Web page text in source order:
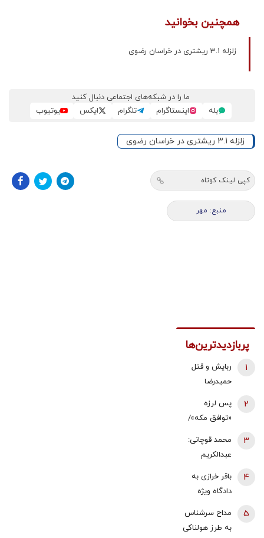
همچنین بخوانید
زلزله‌ 3.1 ریشتری در خراسان رضوی
ما را در شبکه‌های اجتماعی دنبال کنید
بله
اینستاگرام تلگرام ایکس یوتیوب
زلزله‌ 3.1 ریشتری در خراسان رضوی
کپی لینک کوتاه
منبع: مهر
پربازدیدترین‌ها
ربایش و قتل
حمیدرضا
شد/ ارسال
ویدئویی از
لحظه قتل او
برای
عکس
1
پس لرزه
«توافق مکه»/
داد: بر علیه
ایران نیست
2
محمد قوچانی:
عبدالکریم
همچنان نسخه
پاکسازی
دانشگاه
3
باقر خرازی به
دادگاه ویژه
شد/ جهانگیر:
اگر در دادگاه
4
مداح سرشناس
به طرز هولناکی
5